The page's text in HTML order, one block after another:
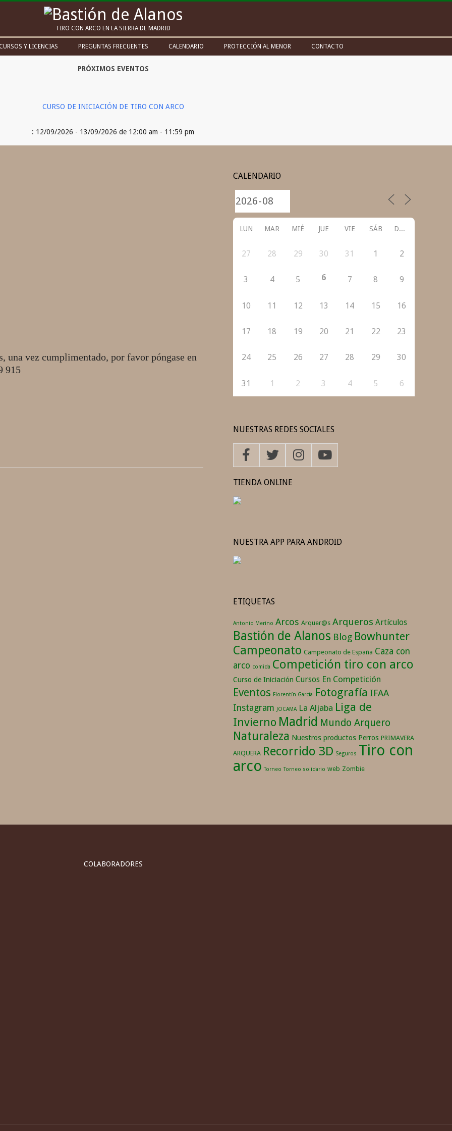
Bastión
de
Alanos
TIRO CON ARCO EN LA SIERRA DE MADRID
Y LICENCIAS PREGUNTAS FRECUENTES CALENDARIO PROTECCIÓN AL MENOR CONTACTO
PRÓXIMOS EVENTOS
CURSO DE INICIACIÓN DE TIRO CON ARCO
: 12/09/2026 - 13/09/2026 de 12:00 am - 11:59 pm
una vez cumplimentado, por favor póngase en
915
CALENDARIO
LUN MAR MIÉ JUE VIE SÁB DOM
27 28 29 30 31 1 2
3 4 5 6 7 8 9
10 11 12 13 14 15 16
17 18 19 20 21 22 23
24 25 26 27 28 29 30
31 1 2 3 4 5 6
NUESTRAS REDES SOCIALES
TIENDA ONLINE
NUESTRA APP PARA ANDROID
ETIQUETAS
Antonio Merino Arcos Arquer@s Arqueros Artículos
Bastión de Alanos Blog Bowhunter
Campeonato Campeonato de España Caza con
arco comida Competición tiro con arco
Curso de Iniciación Cursos En Competición
Eventos Florentín García Fotografía IFAA
Instagram JOCAMA La Aljaba Liga de
Invierno Madrid Mundo Arquero
Naturaleza Nuestros productos Perros PRIMAVERA
ARQUERA Recorrido 3D Seguros Tiro con
arco Torneo Torneo solidario web Zombie
COLABORADORES